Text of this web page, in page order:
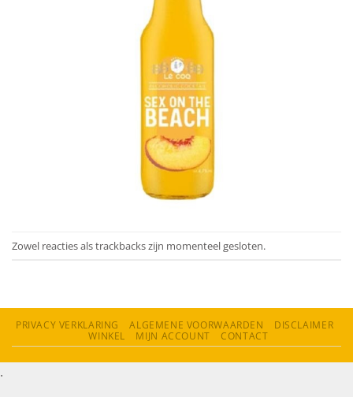
Zowel reacties als trackbacks zijn momenteel gesloten.
PRIVACY VERKLARING ALGEMENE VOORWAARDEN
DISCLAIMER
WINKEL
MIJN ACCOUNT CONTACT